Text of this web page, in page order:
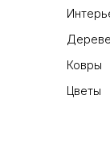
Ковры
Цветы